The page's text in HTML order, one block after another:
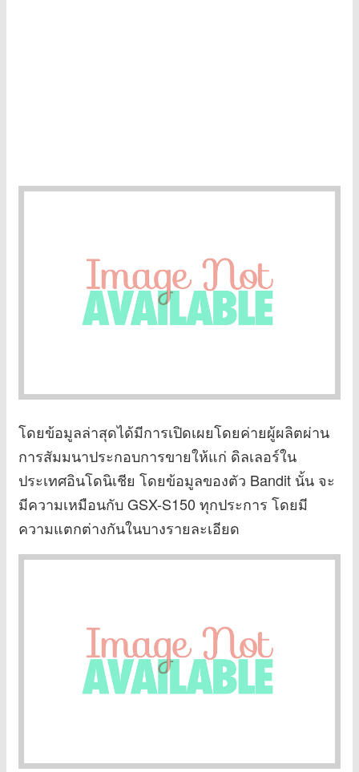
โดยข้อมูลล่าสุดได้มีการเปิดเผยโดยค่ายผู้ผลิตผ่าน
การสัมมนาประกอบการขายให้แก่ ดิลเลอร์ใน
ประเทศอินโดนิเชีย โดยข้อมูลของตัว Bandit นั้น จะ
มีความเหมือนกับ GSX-S150 ทุกประการ โดยมี
ความแตกต่างกันในบางรายละเอียด